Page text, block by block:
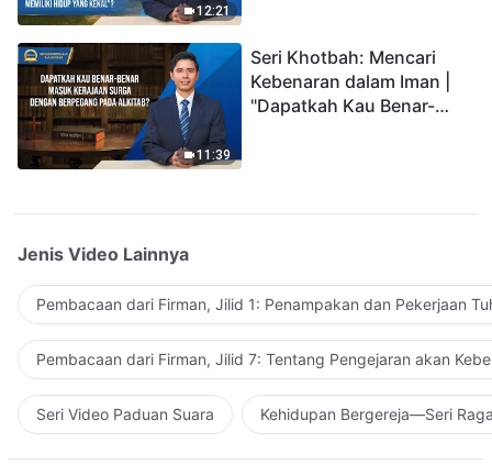
12:21
11:39
Seri Khotbah: Mencari
Kebenaran dalam Iman |
"Dapatkah Kau Benar-
Jenis Video Lainnya
Pembacaan dari Firman, Jilid 1: Penampakan dan Pekerjaan
Pembacaan dari Firman, Jilid 7: Tentang Pengejaran akan
Seri Video Paduan Suara Kehidupan Bergereja—Seri